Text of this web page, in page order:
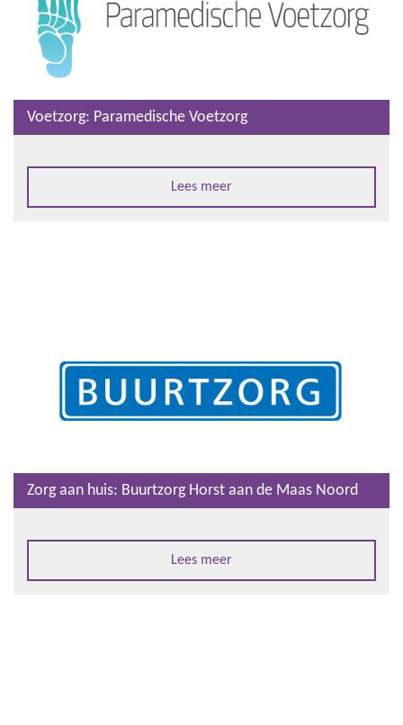
Voetzorg: Paramedische Voetzorg
Lees meer
Zorg aan huis: Buurtzorg Horst aan de Maas Noord
Lees meer